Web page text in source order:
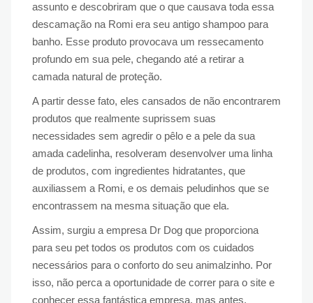
assunto e descobriram que o que causava toda essa
descamação na Romi era seu antigo shampoo para
banho. Esse produto provocava um ressecamento
profundo em sua pele, chegando até a retirar a
camada natural de proteção.
A partir desse fato, eles cansados de não encontrarem
produtos que realmente suprissem suas
necessidades sem agredir o pêlo e a pele da sua
amada cadelinha, resolveram desenvolver uma linha
de produtos, com ingredientes hidratantes, que
auxiliassem a Romi, e os demais peludinhos que se
encontrassem na mesma situação que ela.
Assim, surgiu a empresa Dr Dog que proporciona
para seu pet todos os produtos com os cuidados
necessários para o conforto do seu animalzinho. Por
isso, não perca a oportunidade de correr para o site e
conhecer essa fantástica empresa, mas antes,